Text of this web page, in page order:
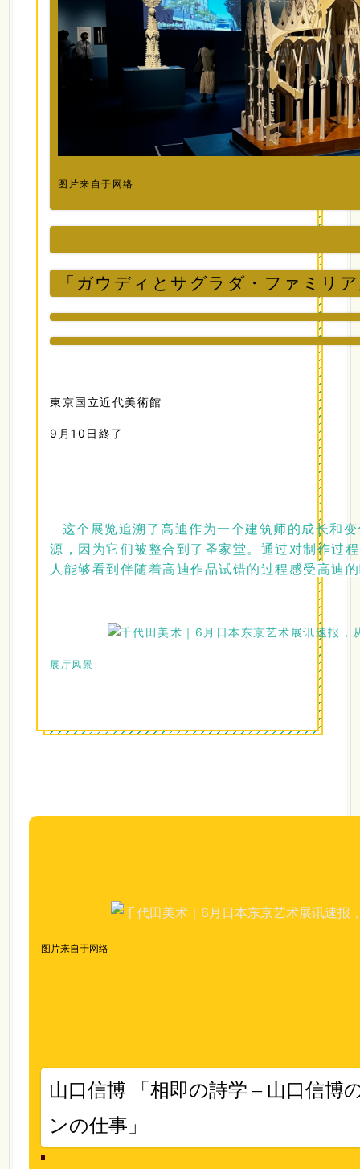
图片来自于网络
「ガウディとサグラダ・ファミリ
東京国立近代美術館
9月10日終了
这个展览追溯了高迪作为一个建筑师的成长和
源，因为它们被整合到了圣家堂。通过对制作过
人能够看到伴随着高迪作品试错的过程感受高迪
展厅风景
图片来自于网络
山口信博 「相即の詩学 – 山口信博
ンの仕事」